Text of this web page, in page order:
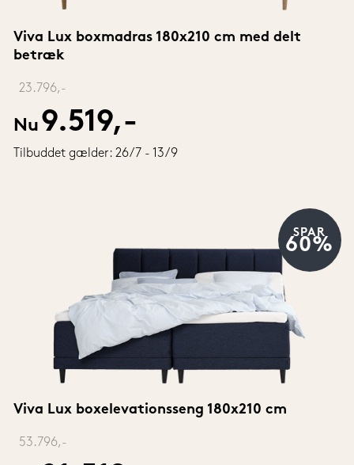
Viva Lux boxmadras 180x210 cm med delt
betræk
23.796,-
Nu 9.519,-
Tilbuddet gælder: 26/7 - 13/9
Viva Lux boxelevationsseng 180x210 cm
53.796,-
SPAR
60%